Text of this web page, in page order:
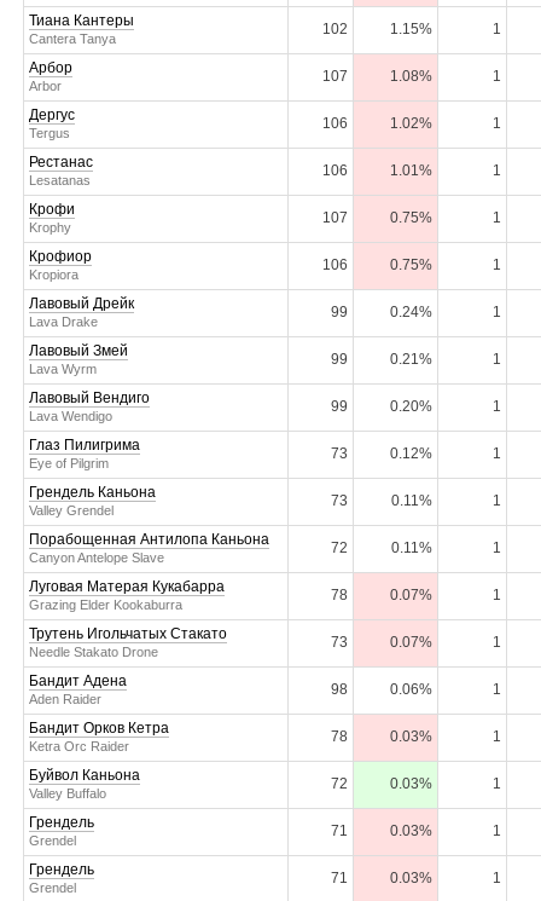
Тиана Кантеры
Cantera Tanya
102 1.15% 1
Арбор
Arbor
107 1.08% 1
Дергус
Tergus
106 1.02% 1
Рестанас
Lesatanas
106 1.01% 1
Крофи
Krophy
107 0.75% 1
Крофиор
Kropiora
106 0.75% 1
Лавовый Дрейк
Lava Drake
99 0.24% 1
Лавовый Змей
Lava Wyrm
99 0.21% 1
Лавовый Вендиго
Lava Wendigo
99 0.20% 1
Глаз Пилигрима
Eye of Pilgrim
73 0.12% 1
Грендель Каньона
Valley Grendel
73 0.11% 1
Порабощенная Антилопа Каньона
Canyon Antelope Slave
72 0.11% 1
Луговая Матерая Кукабарра
Grazing Elder Kookaburra
78 0.07% 1
Трутень Игольчатых Стакато
Needle Stakato Drone
73 0.07% 1
Бандит Адена
Aden Raider
98 0.06% 1
Бандит Орков Кетра
Ketra Orc Raider
78 0.03% 1
Буйвол Каньона
Valley Buffalo
72 0.03% 1
Грендель
Grendel
71 0.03% 1
Грендель
Grendel
71 0.03% 1